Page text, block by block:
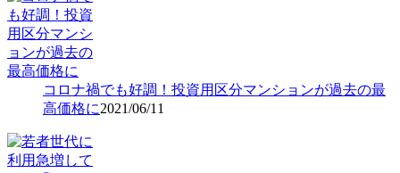
コロナ禍でも好調！投資用区分マンションが過去の最
高価格に2021/06/11